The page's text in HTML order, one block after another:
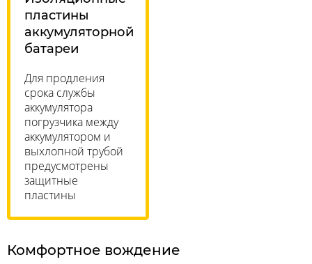
пластины
аккумуляторной
батареи
Для продления
срока службы
аккумулятора
погрузчика между
аккумулятором и
выхлопной трубой
предусмотрены
защитные
пластины
Комфортное вождение